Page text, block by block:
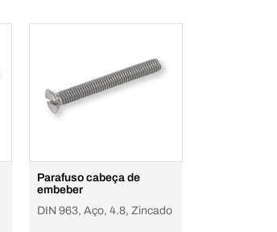
Parafuso cabeça de
embeber
DIN 963, Aço, 4.8, Zincado